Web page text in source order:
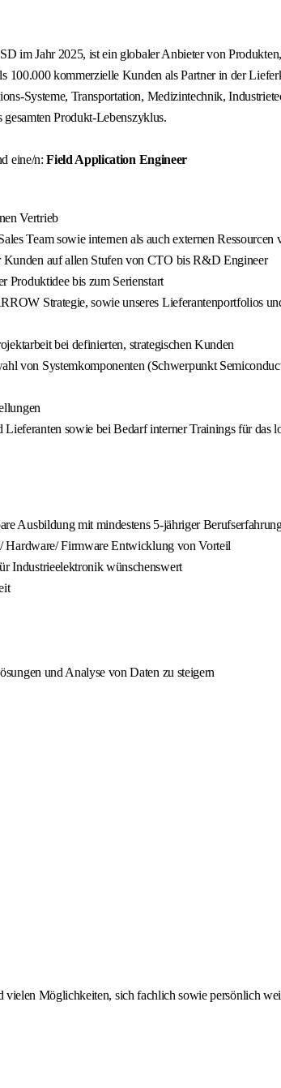
im Jahr 2025, ist ein globaler Anbieter von
kommerzielle Kunden als Partner in der
Systeme, Transportation, Medizintechnik,
Produkt-Lebenszyklus.
eine/n:Field Application Engineer
Vertrieb
Team sowie internen als auch externen Ressourcen
auf allen Stufen von CTO bis R&D Engineer
Produktidee bis zum Serienstart
Strategie, sowie unseres Lieferantenportfolios
bei definierten, strategischen Kunden
von Systemkomponenten (Schwerpunkt
sowie bei Bedarf interner Trainings für das
Ausbildung mit mindestens 5-jähriger
Hardware/ Firmware Entwicklung von Vorteil
Industrieelektronik wünschenswert
und Analyse von Daten zu steigern
Möglichkeiten, sich fachlich sowie persönlich